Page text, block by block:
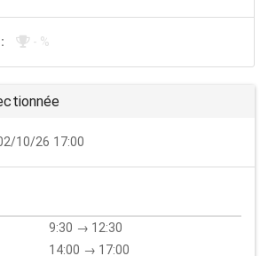
- %
10/26 17:00
9:30 → 12:30
14:00 → 17:00